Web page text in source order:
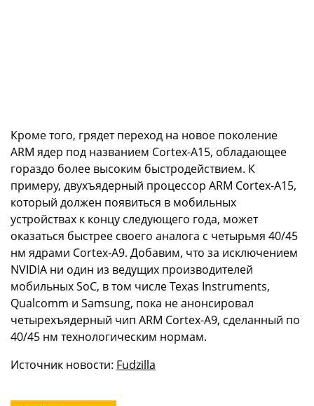
Кроме того, грядет переход на новое поколение
ARM ядер под названием Cortex-A15, обладающее
гораздо более высоким быстродействием. К
примеру, двухъядерный процессор ARM Cortex-A15,
который должен появиться в мобильных
устройствах к концу следующего года, может
оказаться быстрее своего аналога с четырьмя 40/45
нм ядрами Cortex-A9. Добавим, что за исключением
NVIDIA ни один из ведущих производителей
мобильных SoC, в том числе Texas Instruments,
Qualcomm и Samsung, пока не анонсировал
четырехъядерный чип ARM Cortex-A9, сделанный по
40/45 нм технологическим нормам.
Источник новости: Fudzilla